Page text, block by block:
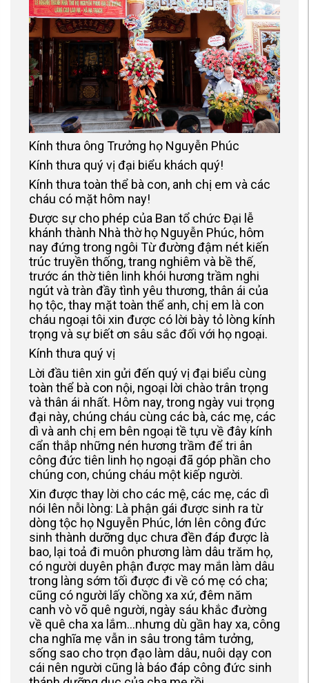
Kính thưa ông Trưởng họ Nguyễn Phúc
Kính thưa quý vị đại biểu khách quý!
Kính thưa toàn thể bà con, anh chị em và các
cháu có mặt hôm nay!
Được sự cho phép của Ban tổ chức Đại lễ
khánh thành Nhà thờ họ Nguyễn Phúc, hôm
nay đứng trong ngôi Từ đường đậm nét kiến
trúc truyền thống, trang nghiêm và bề thế,
trước án thờ tiên linh khói hương trầm nghi
ngút và tràn đầy tình yêu thương, thân ái của
họ tộc, thay mặt toàn thể anh, chị em là con
cháu ngoại tôi xin được có lời bày tỏ lòng kính
trọng và sự biết ơn sâu sắc đối với họ ngoại.
Kính thưa quý vị
Lời đầu tiên xin gửi đến quý vị đại biểu cùng
toàn thể bà con nội, ngoại lời chào trân trọng
và thân ái nhất. Hôm nay, trong ngày vui trọng
đại này, chúng cháu cùng các bà, các mẹ, các
dì và anh chị em bên ngoại tề tựu về đây kính
cẩn thắp những nén hương trầm để tri ân
công đức tiên linh họ ngoại đã góp phần cho
chúng con, chúng cháu một kiếp người.
Xin được thay lời cho các mệ, các mẹ, các dì
nói lên nỗi lòng: Là phận gái được sinh ra từ
dòng tộc họ Nguyễn Phúc, lớn lên công đức
sinh thành dưỡng dục chưa đền đáp được là
bao, lại toả đi muôn phương làm dâu trăm họ,
có người duyên phận được may mắn làm dâu
trong làng sớm tối được đi về có mẹ có cha;
cũng có người lấy chồng xa xứ, đêm năm
canh vò võ quê người, ngày sáu khắc đường
về quê cha xa lắm...nhưng dù gần hay xa, công
cha nghĩa mẹ vẫn in sâu trong tâm tưởng,
sống sao cho trọn đạo làm dâu, nuôi dạy con
cái nên người cũng là báo đáp công đức sinh